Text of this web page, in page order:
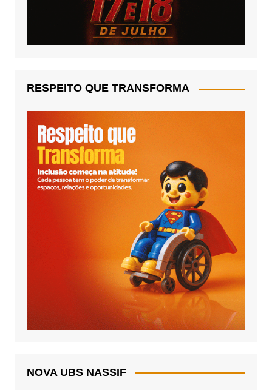
RESPEITO QUE TRANSFORMA
NOVA UBS NASSIF